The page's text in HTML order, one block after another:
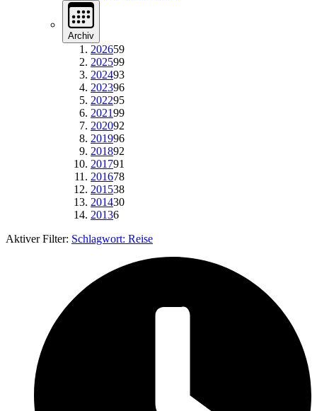
Archiv
202659
202599
202493
202396
202295
202199
202092
201996
201892
201791
201678
201538
201430
20136
Aktiver Filter: Schlagwort: Reise